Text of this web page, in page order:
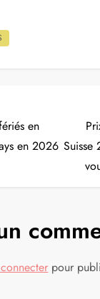
en
en 2026 Suisse
pour